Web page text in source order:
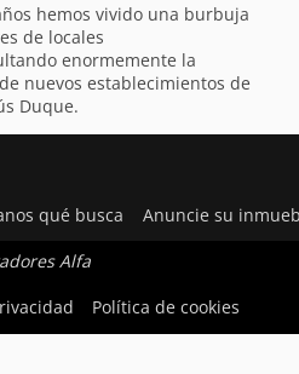
hemos vivido una burbuja
de locales
enormemente la
nuevos establecimientos de
Duque.
qué busca Anuncie su
Alfa
Política de cookies